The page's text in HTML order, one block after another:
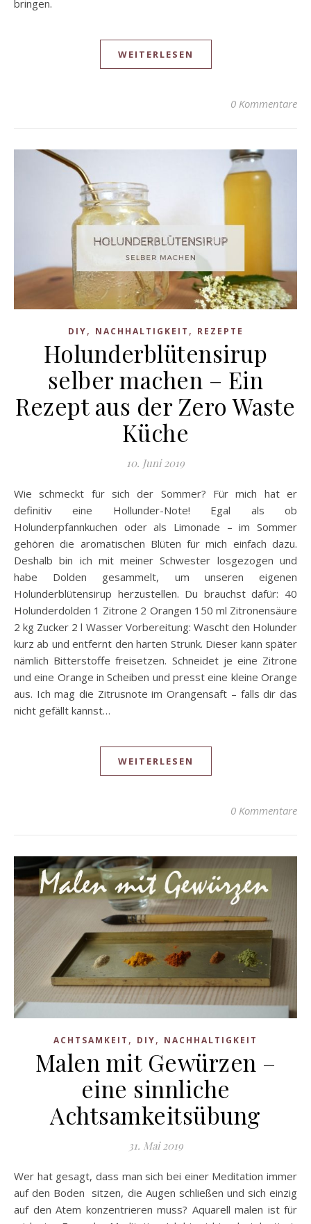
bringen.
WEITERLESEN
0 Kommentare
DIY, NACHHALTIGKEIT , REZEPTE
Holunderblütensirup
selber machen – Ein
Rezept aus der Zero Waste
Küche
10. Juni 2019
Wie schmeckt für sich der Sommer? Für mich hat er
definitiv eine Hollunder-Note! Egal als ob
Holunderpfannkuchen oder als Limonade – im Sommer
gehören die aromatischen Blüten für mich einfach dazu.
Deshalb bin ich mit meiner Schwester losgezogen und
habe Dolden gesammelt, um unseren eigenen
Holunderblütensirup herzustellen. Du brauchst dafür: 40
Holunderdolden 1 Zitrone 2 Orangen 150 ml Zitronensäure
2 kg Zucker 2 l Wasser Vorbereitung: Wascht den Holunder
kurz ab und entfernt den harten Strunk. Dieser kann später
nämlich Bitterstoffe freisetzen. Schneidet je eine Zitrone
und eine Orange in Scheiben und presst eine kleine Orange
aus. Ich mag die Zitrusnote im Orangensaft – falls dir das
nicht gefällt kannst…
WEITERLESEN
0 Kommentare
ACHTSAMKEIT , DIY, NACHHALTIGKEIT
Malen mit Gewürzen –
eine sinnliche
Achtsamkeitsübung
31. Mai 2019
Wer hat gesagt, dass man sich bei einer Meditation immer
auf den Boden sitzen, die Augen schließen und sich einzig
auf den Atem konzentrieren muss? Aquarell malen ist für